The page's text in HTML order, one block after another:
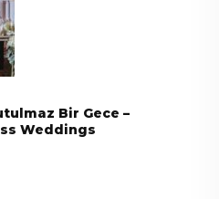
Bir Gece –
Weddings